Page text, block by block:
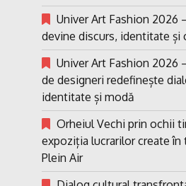
Univer Art Fashion 2026
devine discurs, identitate și
Univer Art Fashion 2026
de designeri redefinește
identitate și modă
Orheiul Vechi prin ochii
expoziția lucrarilor create în
Plein Air